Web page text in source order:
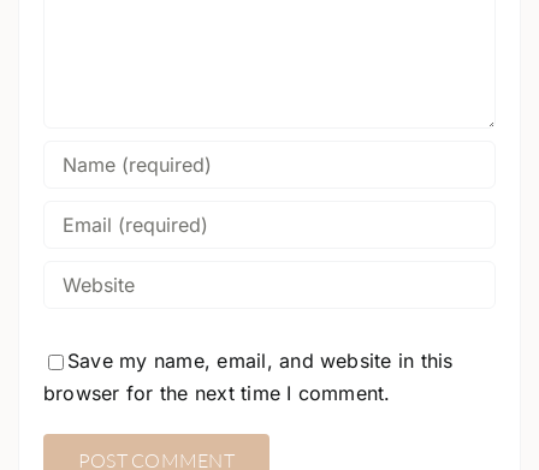
Save my name, email, and website in this
browser for the next time I comment.